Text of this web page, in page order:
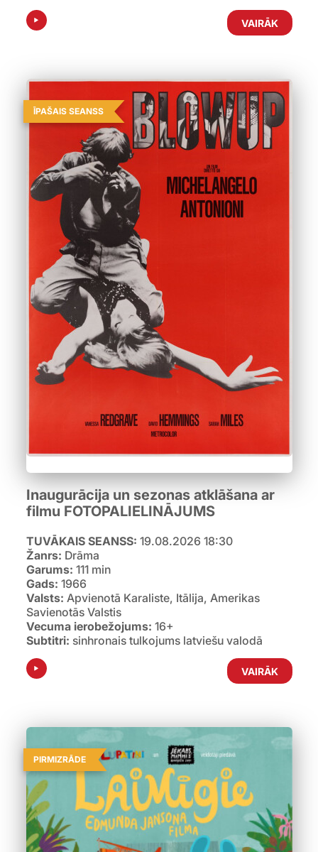
VAIRĀK
ĪPAŠAIS SEANSS
Inaugurācija un sezonas atklāšana ar
filmu FOTOPALIELINĀJUMS
TUVĀKAIS SEANSS: 19.08.2026 18:30
Žanrs: Drāma
Garums: 111 min
Gads: 1966
Valsts: Apvienotā Karaliste, Itālija, Amerikas
Savienotās Valstis
Vecuma ierobežojums: 16+
Subtitri: sinhronais tulkojums latviešu valodā
VAIRĀK
PIRMIZRĀDE